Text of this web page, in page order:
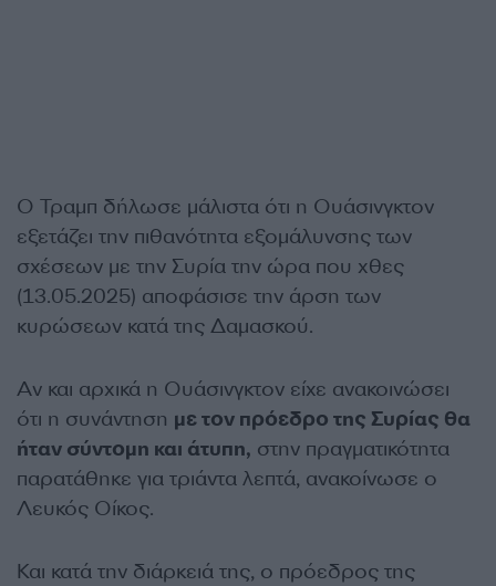
Ο Τραμπ δήλωσε μάλιστα ότι η Ουάσινγκτον
εξετάζει την πιθανότητα εξομάλυνσης των
σχέσεων με την Συρία την ώρα που χθες
(13.05.2025) αποφάσισε την άρση των
κυρώσεων κατά της Δαμασκού.
Αν και αρχικά η Ουάσινγκτον είχε ανακοινώσει
ότι η συνάντηση με τον πρόεδρο της Συρίας θα
ήταν σύντομη και άτυπη, στην πραγματικότητα
παρατάθηκε για τριάντα λεπτά, ανακοίνωσε ο
Λευκός Οίκος.
Και κατά την διάρκειά της, ο πρόεδρος της